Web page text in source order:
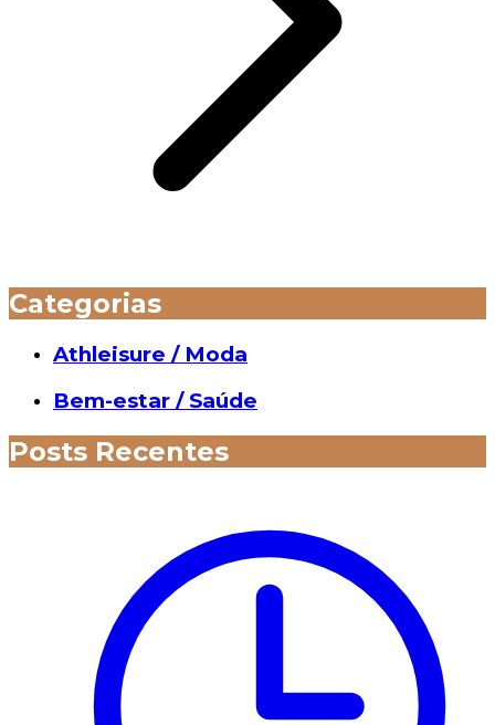
Categorias
Athleisure / Moda
Bem-estar / Saúde
Posts Recentes